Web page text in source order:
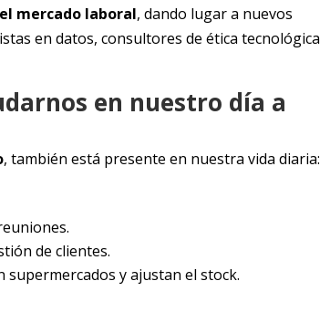
mercado laboral, dando lugar a nuevos
en datos, consultores de ética tecnológica
en nuestro día a
, también está presente en nuestra vida diaria:
de clientes.
supermercados y ajustan el stock.